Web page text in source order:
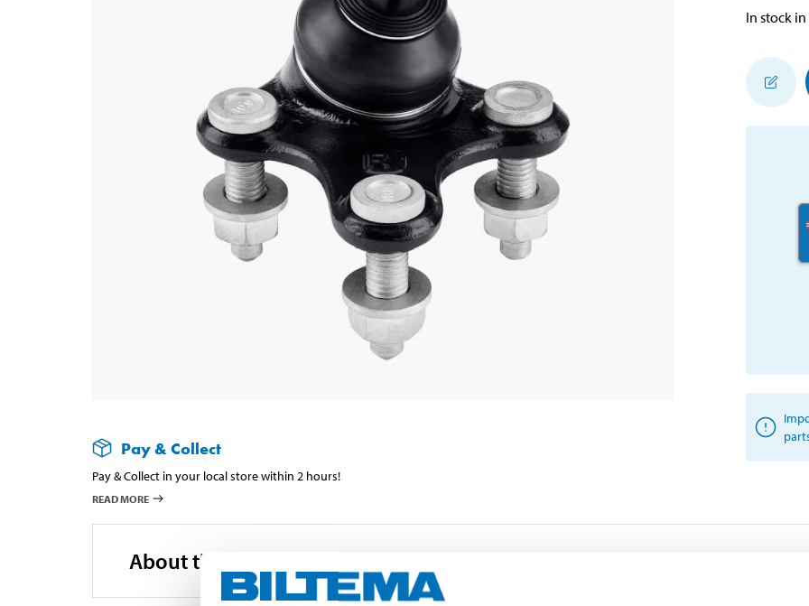
Pay & Collect
Pay & Collect in your local store within 2 hours!
READ MORE
In stock in
About the manufacturer